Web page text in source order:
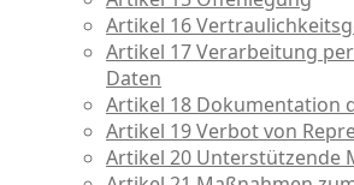
Artikel 16
Artikel 17 Verarbeitung
Daten
Artikel 18 Dokumentation
Artikel 19 Verbot von
Artikel 20 Unterstützende